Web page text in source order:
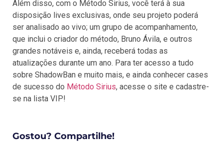
Além disso, com o Método Sirius, você terá à sua
disposição lives exclusivas, onde seu projeto poderá
ser analisado ao vivo; um grupo de acompanhamento,
que inclui o criador do método, Bruno Ávila, e outros
grandes notáveis e, ainda, receberá todas as
atualizações durante um ano. Para ter acesso a tudo
sobre ShadowBan e muito mais, e ainda conhecer cases
de sucesso do Método Sirius, acesse o site e cadastre-
se na lista VIP!
Gostou? Compartilhe!